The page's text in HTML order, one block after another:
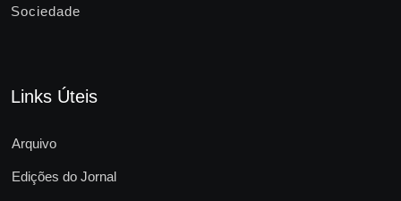
Sociedade
Links Úteis
Arquivo
Edições do Jornal